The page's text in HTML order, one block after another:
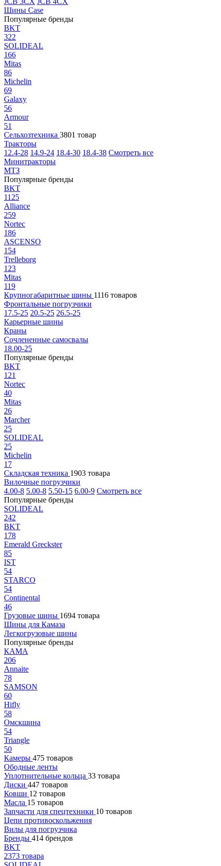
Шины Case
Популярные бренды
BKT
322
SOLIDEAL
166
Mitas
86
Michelin
69
Galaxy
56
Armour
51
Сельхозтехника 3801 товар
Тракторы
12.4-28 14.9-24 18.4-30 18.4-38 Смотреть все
Минитракторы
МТЗ
Популярные бренды
BKT
1125
Alliance
259
Nortec
186
ASCENSO
154
Trelleborg
123
Mitas
119
Крупногабаритные шины 1116 товаров
Фронтальные погрузчики
17.5-25 20.5-25 26.5-25
Карьерные шины
Краны
Сочлененные самосвалы
18.00-25
Популярные бренды
BKT
121
Nortec
40
Mitas
26
Marcher
25
SOLIDEAL
25
Michelin
17
Складская техника 1903 товара
Вилочные погрузчики
4.00-8 5.00-8 5.50-15 6.00-9 Смотреть все
Популярные бренды
SOLIDEAL
242
BKT
178
Emerald Greckster
85
IST
54
STARCO
54
Continental
46
Грузовые шины 1694 товара
Шины для Камаза
Легкогрузовые шины
Популярные бренды
КАМА
206
Annaite
78
SAMSON
60
Hifly
58
Омскшина
54
Triangle
50
Камеры 475 товаров
Ободные ленты
Уплотнительные кольца 33 товара
Диски 447 товаров
Ковши 12 товаров
Масла 15 товаров
Запчасти для спецтехники 10 товаров
Цепи противоскольжения
Вилы для погрузчика
Бренды 414 брендов
BKT
2373 товара